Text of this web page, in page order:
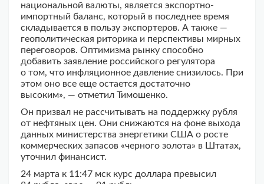
национальной валюты, является экспортно-
импортный баланс, который в последнее время
складывается в пользу экспортеров. А также —
геополитическая риторика и перспективы мирных
переговоров. Оптимизма рынку способно
добавить заявление российского регулятора
о том, что инфляционное давление снизилось. При
этом оно все еще остается достаточно
высоким», — отметил Тимошенко.
Он призвал не рассчитывать на поддержку рубля
от нефтяных цен. Они снижаются на фоне выхода
данных министерства энергетики США о росте
коммерческих запасов «черного золота» в Штатах,
уточнил финансист.
24 марта к 11:47 мск курс доллара превысил